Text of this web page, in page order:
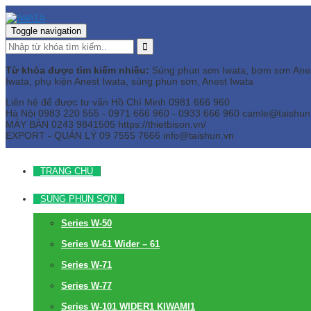
Toggle navigation
Từ khóa được tìm kiếm nhiều: Súng phun sơn Iwata, bơm sơn
Iwata, phụ kiện Anest Iwata, súng phun sơn, Anest Iwata
Liên hệ để được tư vấn Hồ Chí Minh 0981 666 960
Hà Nội 0983 220 555 - 0971 666 960 - 0933 666 960
MÁY BÀN 0243 9841505 https://thietbison.vn/
EXPORT - QUẢN LÝ 09 7555 7666 info@taishun.vn
TRANG CHỦ
SÚNG PHUN SƠN
Series W-50
Series W-61 Wider – 61
Series W-71
Series W-77
Series W-101 WIDER1 KIWAMI1